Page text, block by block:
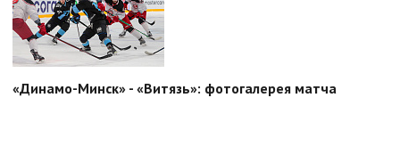
«Динамо-Минск» - «Витязь»: фотогалерея матча